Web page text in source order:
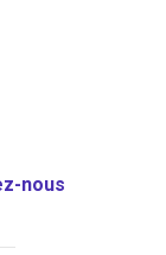
nous